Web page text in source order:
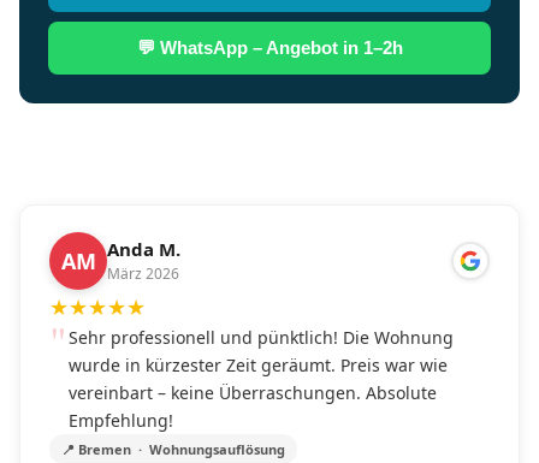
💬 WhatsApp – Angebot in 1–2h
AM Anda M.
März 2026
★★★★★
Sehr professionell und pünktlich! Die Wohnung
wurde in kürzester Zeit geräumt. Preis war wie
vereinbart – keine Überraschungen. Absolute
Empfehlung!
📍 Bremen · Wohnungsauflösung